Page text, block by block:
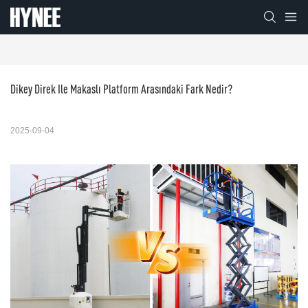
Dikey Direk Ile Makaslı Platform Arasındaki Fark Nedir?
2025-09-04